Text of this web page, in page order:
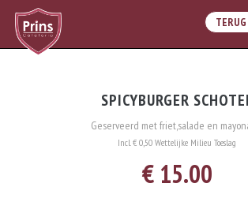
SPICYBURGER
Geserveerd met friet,salade en
Incl. € 0,50 Wettelijke Milieu Toeslag
€ 15.00